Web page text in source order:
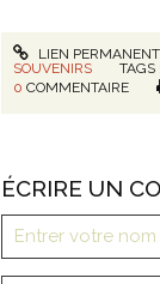
LIEN PERMANENT
SOUVENIRS
TAGS :
0 COMMENTAIRE
ÉCRIRE UN